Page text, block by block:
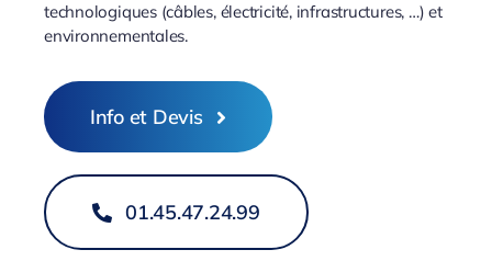
technologiques (câbles, électricité, infrastructures, …) et
environnementales.
Info et Devis
01.45.47.24.99